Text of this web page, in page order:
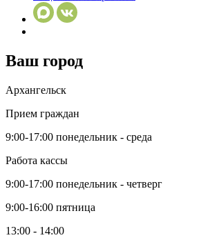
Ваш город
Архангельск
Прием граждан
9:00-17:00 понедельник - среда
Работа кассы
9:00-17:00 понедельник - четверг
9:00-16:00 пятница
13:00 - 14:00